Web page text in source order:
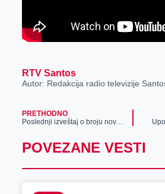
RTV Santos
Autor: Redakcija radio televizije
PRETHODNO
Poslednji izveštaj o broju novozaraženih
POVEZANE VESTI